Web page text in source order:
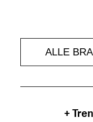
ALLE
+